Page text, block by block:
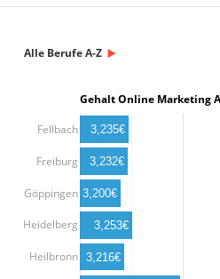
Alle Berufe A-Z
Gehalt Online
Fellbach
Freiburg
Göppingen
Heidelberg
Heilbronn
3,235€
3,232€
3,200€
3,253€
3,216€